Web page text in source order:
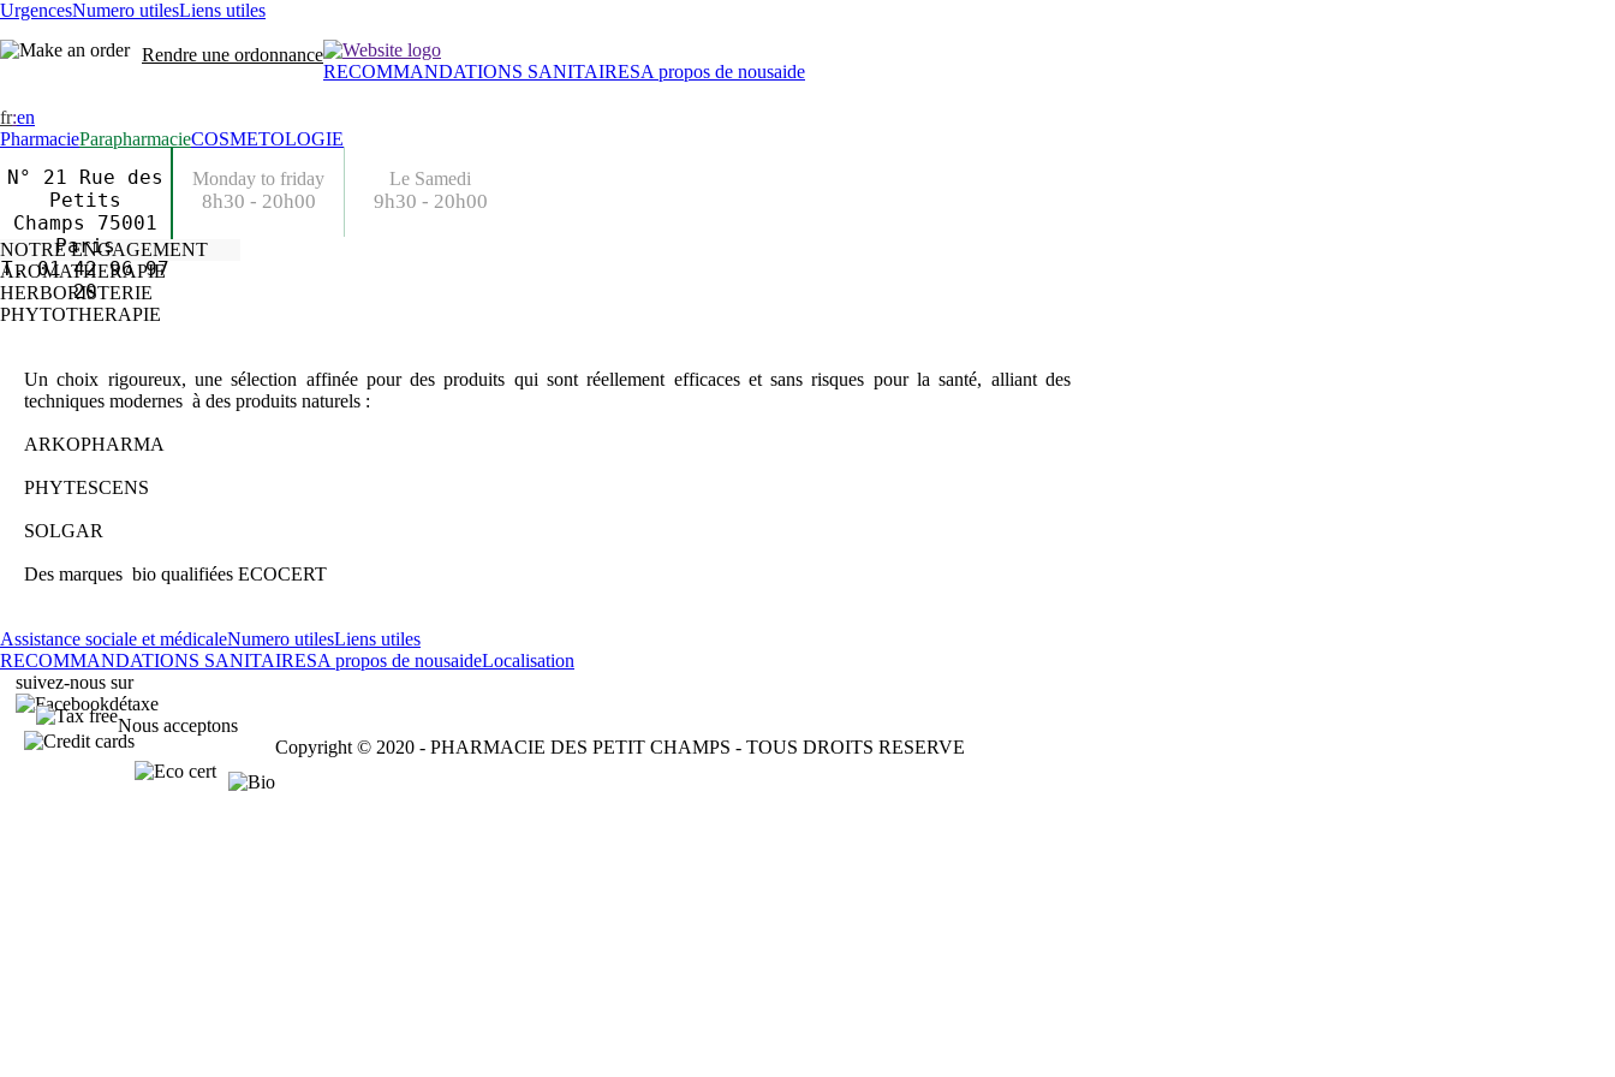
UrgencesNumero utilesLiens utiles
Rendre une ordonnance
RECOMMANDATIONS SANITAIRESA propos de nousaide
fr:en
PharmacieParapharmacieCOSMETOLOGIE
N° 21 Rue des
Petits
Champs 75001
Paris
T. 01 42 96 97
20
Monday to friday
8h30 - 20h00
Le Samedi
9h30 - 20h00
NOTRE ENGAGEMENT
AROMATHERAPIE
HERBORISTERIE
PHYTOTHERAPIE
Un choix rigoureux, une sélection affinée pour des produits qui sont réellement efficaces et sans risques pour la santé, alliant des
techniques modernes à des produits naturels :
ARKOPHARMA
PHYTESCENS
SOLGAR
Des marques bio qualifiées ECOCERT
Assistance sociale et médicaleNumero utilesLiens utiles
RECOMMANDATIONS SANITAIRESA propos de nousaideLocalisation
suivez-nous sur
détaxe
Nous acceptons
Copyright © 2020 - PHARMACIE DES PETIT CHAMPS - TOUS DROITS RESERVE